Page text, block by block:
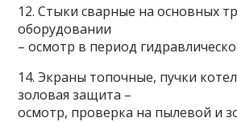
12. Стыки сварные на основных
оборудовании
– осмотр в период
14. Экраны топочные, пучки
золовая защита –
осмотр, проверка на пылевой и